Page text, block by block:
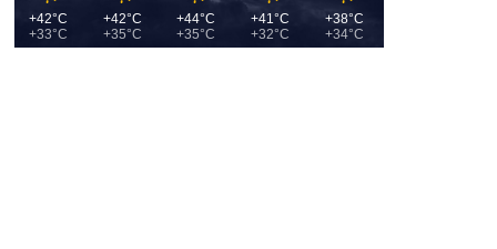
+42°C
+33°C
+42°C
+35°C
+44°C
+35°C
+41°C
+32°C
+38°C
+34°C